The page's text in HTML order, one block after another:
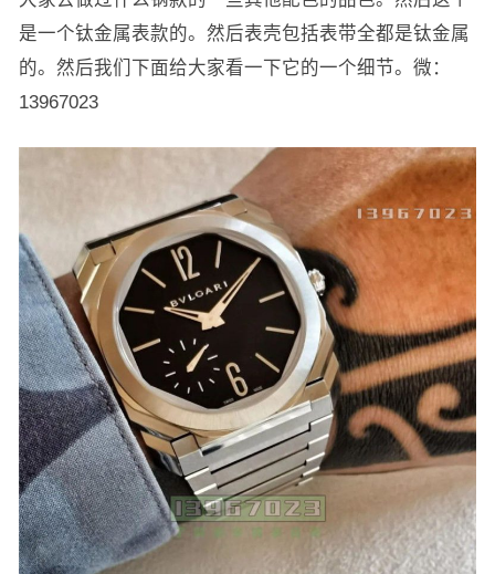
是一个钛金属表款的。然后表壳包括表带全都是钛金属
的。然后我们下面给大家看一下它的一个细节。微：
13967023